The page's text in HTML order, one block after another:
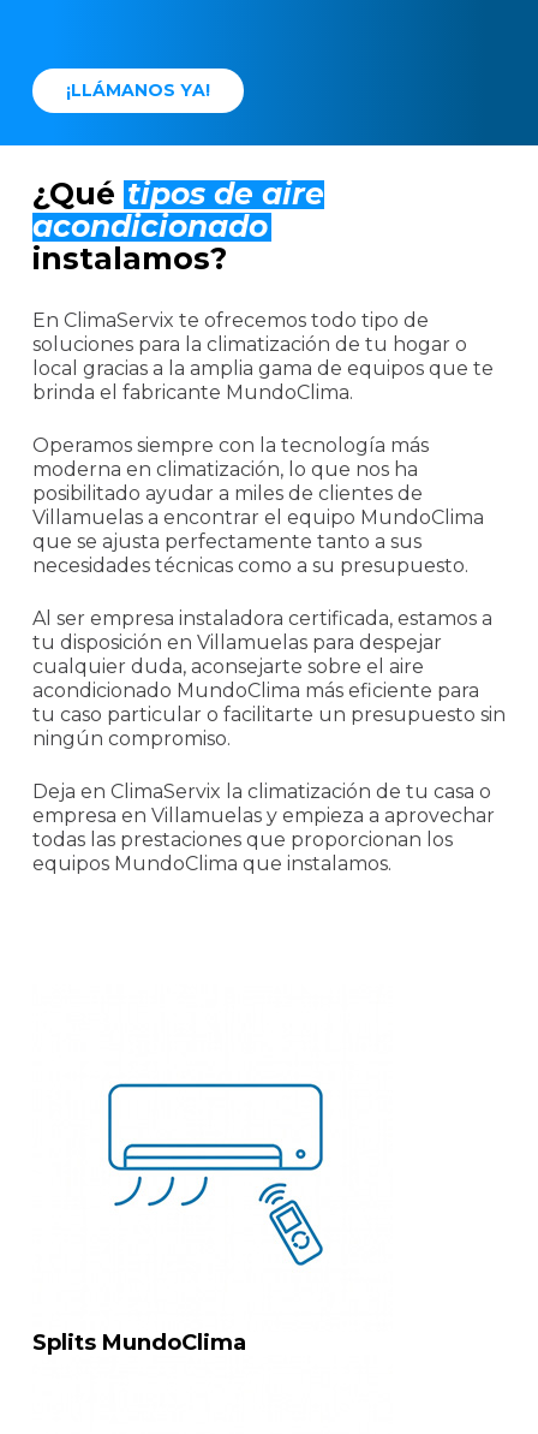
¡LLÁMANOS YA!
¿Qué tipos de aire
acondicionado
instalamos?
En ClimaServix te ofrecemos todo tipo de
soluciones para la climatización de tu hogar o
local gracias a la amplia gama de equipos que te
brinda el fabricante MundoClima.
Operamos siempre con la tecnología más
moderna en climatización, lo que nos ha
posibilitado ayudar a miles de clientes de
Villamuelas a encontrar el equipo MundoClima
que se ajusta perfectamente tanto a sus
necesidades técnicas como a su presupuesto.
Al ser empresa instaladora certificada, estamos a
tu disposición en Villamuelas para despejar
cualquier duda, aconsejarte sobre el aire
acondicionado MundoClima más eficiente para
tu caso particular o facilitarte un presupuesto sin
ningún compromiso.
Deja en ClimaServix la climatización de tu casa o
empresa en Villamuelas y empieza a aprovechar
todas las prestaciones que proporcionan los
equipos MundoClima que instalamos.
Splits MundoClima